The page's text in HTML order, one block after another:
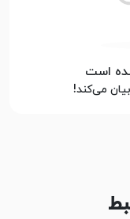
است
می‌کند!